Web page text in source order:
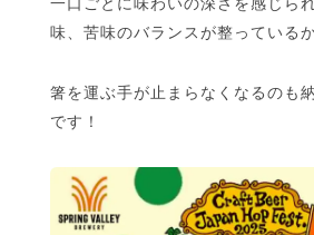
味、苦味のバランスが整っている
箸を運ぶ手が止まらなくなるのも
です！